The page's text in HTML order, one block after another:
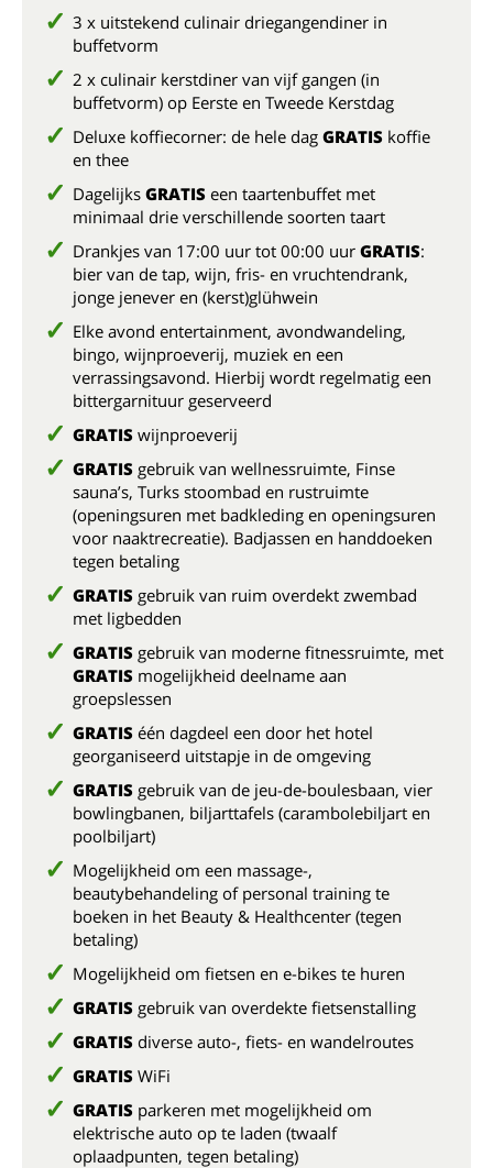
3 x uitstekend culinair driegangendiner in
buffetvorm
2 x culinair kerstdiner van vijf gangen (in
buffetvorm) op Eerste en Tweede Kerstdag
Deluxe koffiecorner: de hele dag GRATIS koffie
en thee
Dagelijks GRATIS een taartenbuffet met
minimaal drie verschillende soorten taart
Drankjes van 17:00 uur tot 00:00 uur GRATIS:
bier van de tap, wijn, fris- en vruchtendrank,
jonge jenever en (kerst)glühwein
Elke avond entertainment, avondwandeling,
bingo, wijnproeverij, muziek en een
verrassingsavond. Hierbij wordt regelmatig een
bittergarnituur geserveerd
GRATIS wijnproeverij
GRATIS gebruik van wellnessruimte, Finse
sauna’s, Turks stoombad en rustruimte
(openingsuren met badkleding en openingsuren
voor naaktrecreatie). Badjassen en handdoeken
tegen betaling
GRATIS gebruik van ruim overdekt zwembad
met ligbedden
GRATIS gebruik van moderne fitnessruimte, met
GRATIS mogelijkheid deelname aan
groepslessen
GRATIS één dagdeel een door het hotel
georganiseerd uitstapje in de omgeving
GRATIS gebruik van de jeu-de-boulesbaan, vier
bowlingbanen, biljarttafels (carambolebiljart en
poolbiljart)
Mogelijkheid om een massage-,
beautybehandeling of personal training te
boeken in het Beauty & Healthcenter (tegen
betaling)
Mogelijkheid om fietsen en e-bikes te huren
GRATIS gebruik van overdekte fietsenstalling
GRATIS diverse auto-, fiets- en wandelroutes
GRATIS WiFi
GRATIS parkeren met mogelijkheid om
elektrische auto op te laden (twaalf
oplaadpunten, tegen betaling)